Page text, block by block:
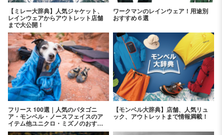
【ミレー大辞典】人気ジャケット、
レインウェアからアウトレット店舗
まで大公開！
ワークマンのレインウェア！用途別
おすすめ６選
フリース 100選｜人気のパタゴニ
ア・モンベル・ノースフェイスのア
イテム他ユニクロ・ミズノのおすす
めアイテムを紹介！
【モンベル大辞典】店舗、人気リュ
ック、アウトレットまで情報満載！